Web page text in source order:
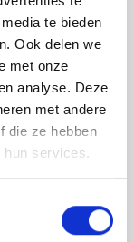
te bieden
Ook delen we
met onze
analyse. Deze
met andere
die ze hebben
services.